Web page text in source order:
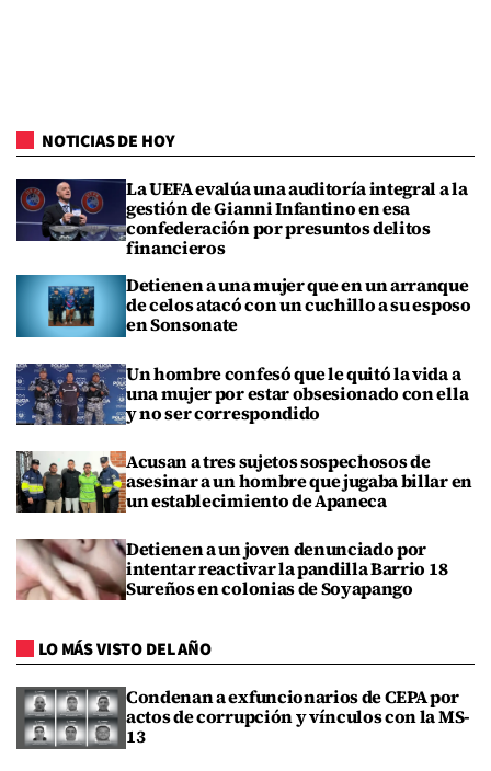
NOTICIAS DE HOY
La UEFA evalúa una auditoría integral a la
gestión de Gianni Infantino en esa
confederación por presuntos delitos
financieros
Detienen a una mujer que en un arranque
de celos atacó con un cuchillo a su esposo
en Sonsonate
Un hombre confesó que le quitó la vida a
una mujer por estar obsesionado con ella
y no ser correspondido
Acusan a tres sujetos sospechosos de
asesinar a un hombre que jugaba billar en
un establecimiento de Apaneca
Detienen a un joven denunciado por
intentar reactivar la pandilla Barrio 18
Sureños en colonias de Soyapango
LO MÁS VISTO DEL AÑO
Condenan a exfuncionarios de CEPA por
actos de corrupción y vínculos con la MS-
13